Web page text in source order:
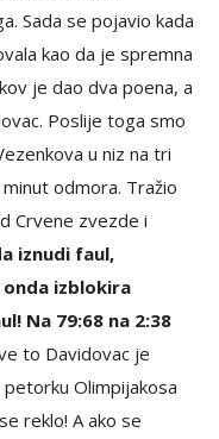
Sada se pojavio kada
kao da je spremna
je dao dva poena, a
Poslije toga smo
u niz na tri
odmora. Tražio
Crvene zvezde i
iznudi faul,
onda izblokira
Na 79:68 na 2:38
to Davidovac je
Olimpijakosa
reklo! A ako se